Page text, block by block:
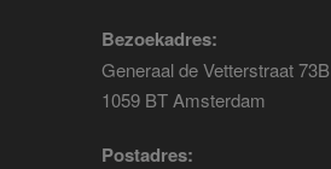
Bezoekadres:
Generaal de Vetterstraat 73B
1059 BT Amsterdam
Postadres: